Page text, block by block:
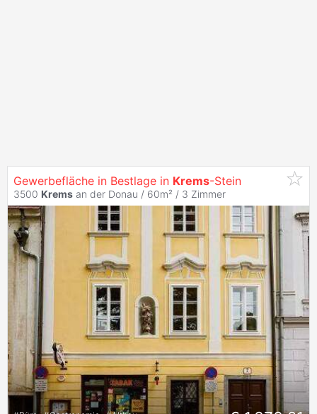
Gewerbefläche in Bestlage in Krems-Stein
3500 Krems an der Donau / 60m² / 3 Zimmer